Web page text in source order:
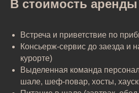
В стоимость
Встреча и приветствие по
Консьерж-сервис до заезда и
курорте)
Выделенная команда
шале, шеф-повар, хосты,